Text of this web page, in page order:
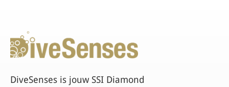
DiveSenses is jouw SSI Diamond